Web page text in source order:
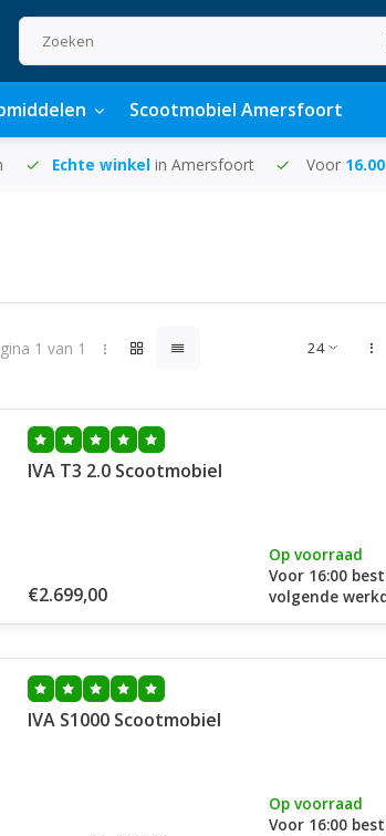
Scootmobiel Amersfoort
Echte winkel in Amersfoort Voor
1 van 1
IVA T3 2.0 Scootmobiel
€2.699,00
Op voorraad
Voor 16:00
volgende
IVA S1000 Scootmobiel
Op voorraad
Voor 16:00